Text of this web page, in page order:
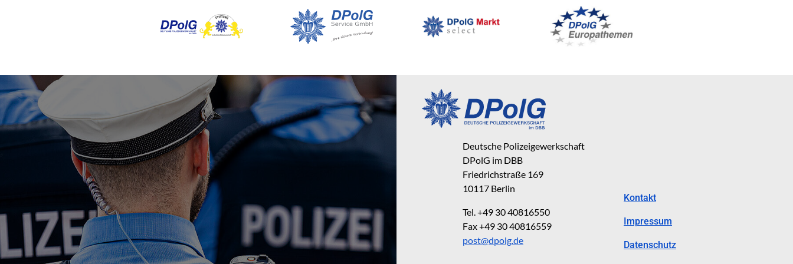
Deutsche Polizeigewerkschaft
DPolG im DBB
Friedrichstraße 169
10117 Berlin
Tel. +49 30 40816550
Fax +49 30 40816559
post@dpolg.de
Kontakt
Impressum
Datenschutz